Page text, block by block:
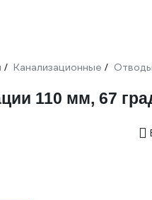
/ Канализационные / Отводы
110 мм, 67